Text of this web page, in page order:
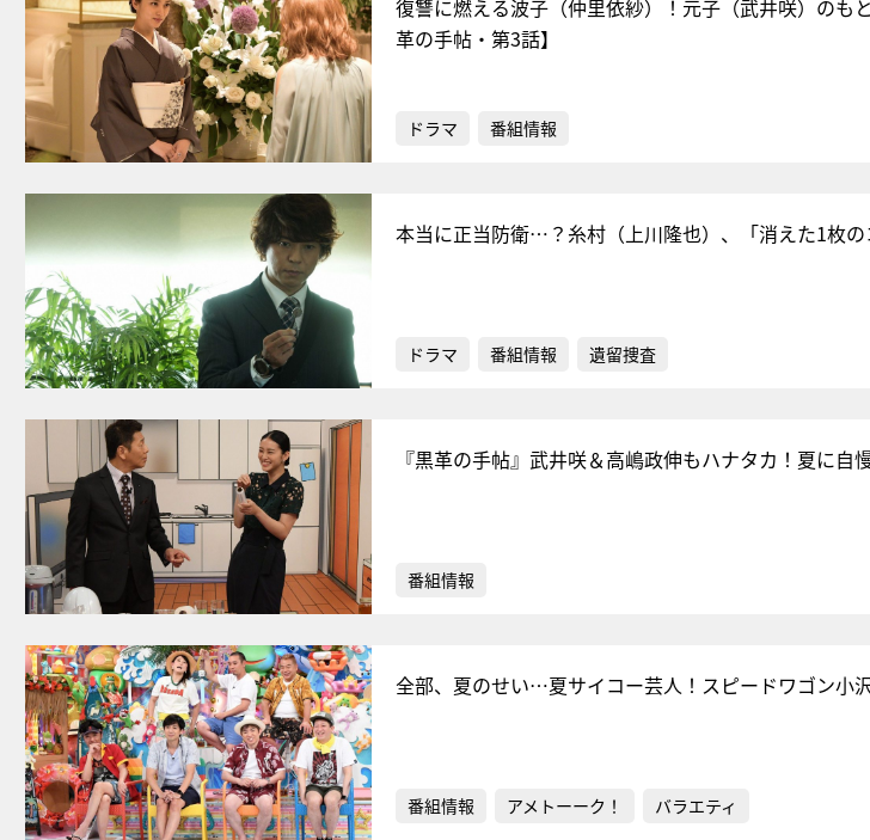
復讐に燃える波子（仲里依紗）！元子（武井咲）のも
革の手帖・第3話】
ドラマ 番組情報
本当に正当防衛…？糸村（上川隆也）、「消えた1枚の
ドラマ 番組情報 遺留捜査
『黒革の手帖』武井咲＆高嶋政伸もハナタカ！夏に自
番組情報
全部、夏のせい…夏サイコー芸人！スピードワゴン小
番組情報 アメトーーク！ バラエティ